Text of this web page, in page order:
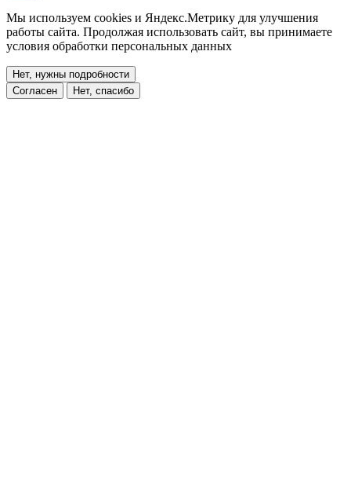
Мы используем cookies и Яндекс.Метрику для улучшения
работы сайта. Продолжая использовать сайт, вы принимаете
условия обработки персональных данных
Нет, нужны подробности
Согласен
Нет, спасибо